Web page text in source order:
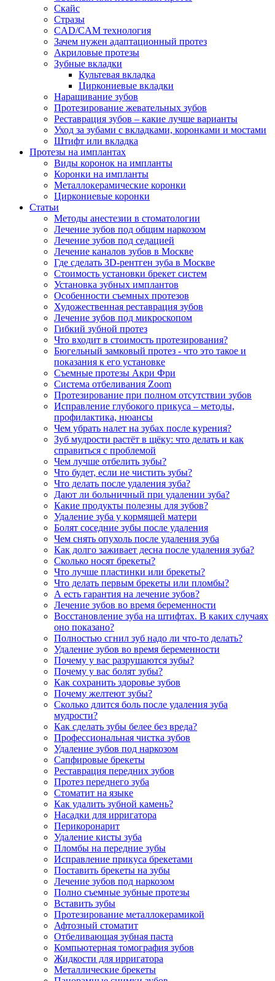
Скайс
Стразы
CAD/CAM технология
Зачем нужен адаптационный протез
Акриловые протезы
Зубные вкладки
Культевая вкладка
Циркониевые вкладки
Наращивание зубов
Протезирование жевательных зубов
Реставрация зубов – какие лучше варианты
Уход за зубами с вкладками, коронками и мостами
Штифт или вкладка
Протезы на имплантах
Виды коронок на импланты
Коронки на импланты
Металлокерамические коронки
Циркониевые коронки
Статьи
Методы анестезии в стоматологии
Лечение зубов под общим наркозом
Лечение зубов под седацией
Лечение каналов зубов в Москве
Где сделать 3D-рентген зуба в Москве
Стоимость установки брекет систем
Установка зубных имплантов
Особенности съемных протезов
Художественная реставрация зубов
Лечение зубов под микроскопом
Гибкий зубной протез
Что входит в стоимость протезирования?
Бюгельный замковый протез - что это такое и
показания к его установке
Съемные протезы Акри Фри
Система отбеливания Zoom
Протезирование при полном отсутствии зубов
Исправление глубокого прикуса – методы,
профилактика, нюансы
Чем убрать налет на зубах после курения?
Зуб мудрости растёт в щёку: что делать и как
справиться с проблемой
Чем лучше отбелить зубы?
Что будет, если не чистить зубы?
Что делать после удаления зуба?
Дают ли больничный при удалении зуба?
Какие продукты полезны для зубов?
Удаление зуба у кормящей матери
Болят соседние зубы после удаления
Чем снять опухоль после удаления зуба
Как долго заживает десна после удаления зуба?
Сколько носят брекеты?
Что лучше пластинки или брекеты?
Что делать первым брекеты или пломбы?
А есть гарантия на лечение зубов?
Лечение зубов во время беременности
Восстановление зуба на штифтах. В каких случаях
оно показано?
Полностью сгнил зуб надо ли что-то делать?
Удаление зубов во время беременности
Почему у вас разрушаются зубы?
Почему у вас болят зубы?
Как сохранить здоровье зубов
Почему желтеют зубы?
Сколько длится боль после удаления зуба
мудрости?
Как сделать зубы белее без вреда?
Профессиональная чистка зубов
Удаление зубов под наркозом
Сапфировые брекеты
Реставрация передних зубов
Протез переднего зуба
Стоматит на языке
Как удалить зубной камень?
Насадки для ирригатора
Перикоронарит
Удаление кисты зуба
Пломбы на передние зубы
Исправление прикуса брекетами
Поставить брекеты на зубы
Лечение зубов под наркозом
Полно съемные зубные протезы
Вставить зубы
Протезирование металлокерамикой
Афтозный стоматит
Отбеливающая зубная паста
Компьютерная томография зубов
Жидкости для ирригатора
Металлические брекеты